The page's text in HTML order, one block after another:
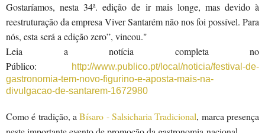
Gostaríamos, nesta 34ª. edição de ir mais longe, mas devido à
reestruturação da empresa Viver Santarém não nos foi possível. Para
nós, esta será a edição zero”, vincou."
Leia a notícia completa no
Público:
http://www.publico.pt/local/noticia/festival-de-
gastronomia-tem-novo-figurino-e-aposta-mais-na-
divulgacao-de-santarem-1672980
Como é tradição, aBísaro - Salsicharia Tradicional, marca presença